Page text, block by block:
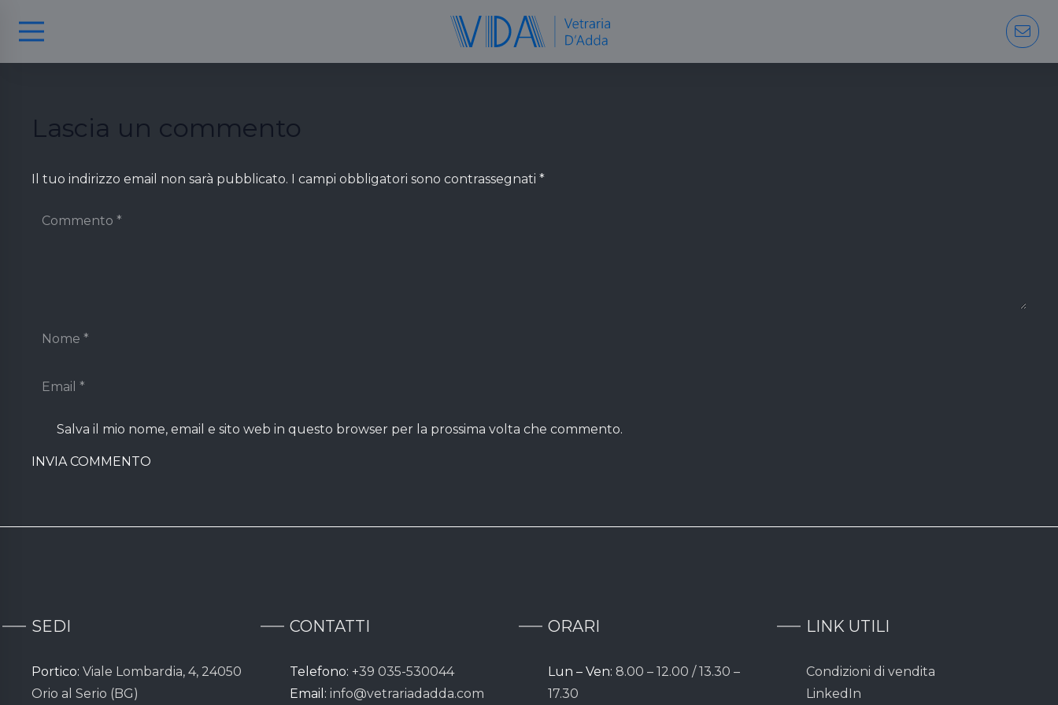
Lascia un commento
Il tuo indirizzo email non sarà pubblicato. I campi obbligatori sono contrassegnati *
Salva il mio nome, email e sito web in questo browser per la prossima volta che commento.
INVIA COMMENTO
SEDI
Portico: Viale Lombardia, 4, 24050
Orio al Serio (BG)
CONTATTI
Telefono: +39 035-530044
Email: info@vetrariadadda.com
ORARI
Lun – Ven: 8.00 – 12.00 / 13.30 –
17.30
LINK UTILI
Condizioni di vendita
LinkedIn